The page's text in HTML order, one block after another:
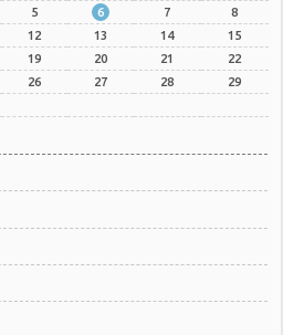
5 6 7
8
12 13 14
15
19 20 21
22
26 27 28
29